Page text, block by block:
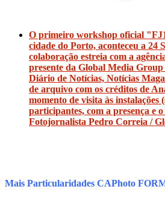
O primeiro workshop oficial
cidade do Porto, aconteceu a 24
colaboração estreia com a
presente da Global Media
Diário de Notícias, Notícias
de arquivo com os créditos de
momento de visita às instalações
participantes, com a presença e
Fotojornalista Pedro Correia /
Mais Particularidades CAPhoto